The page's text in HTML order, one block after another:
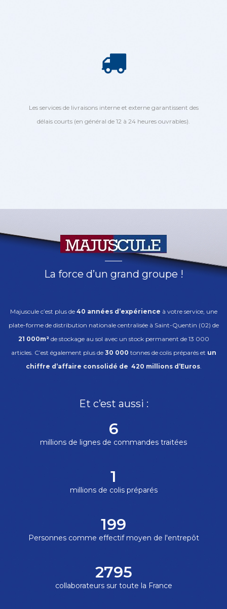
Les services de livraisons interne et externe garantissent des
délais courts (en général de 12 à 24 heures ouvrables).
La force d’un grand groupe !
Majuscule c’est plus de 40 années d’expérience à votre service, une
plate-forme de distribution nationale centralisée à Saint-Quentin (02) de
21 000m²de stockage au sol avec un stock permanent de 13 000
articles. C’est également plus de 30 000 tonnes de colis préparés et un
chiffre d’affaire consolidé de 420 millions d’Euros.
Et c’est aussi :
7
millions de lignes de commandes traitées
2
millions de colis préparés
200
Personnes comme effectif moyen de l'entrepôt
2800
collaborateurs sur toute la France